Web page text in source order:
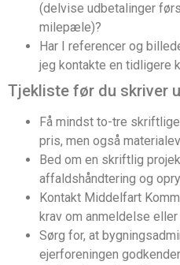
(delvise udbetalinger
milepæle)?
Har I referencer og
jeg kontakte en tidligere
Tjekliste før du skriver
Få mindst to-tre
pris, men også
Bed om en skriftlig
affaldshåndtering og
Kontakt Middelfart
krav om anmeldelse
Sørg for, at
ejerforeningen